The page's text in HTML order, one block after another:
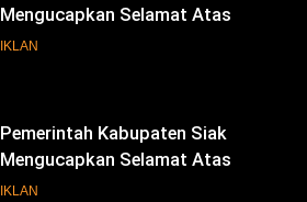
Mengucapkan Selamat Atas
Pengambilan Sumpah Jabatan
IKLAN
Pemerintah Kabupaten Siak
Mengucapkan Selamat Atas
Pengambilan Sumpah Jabatan
IKLAN